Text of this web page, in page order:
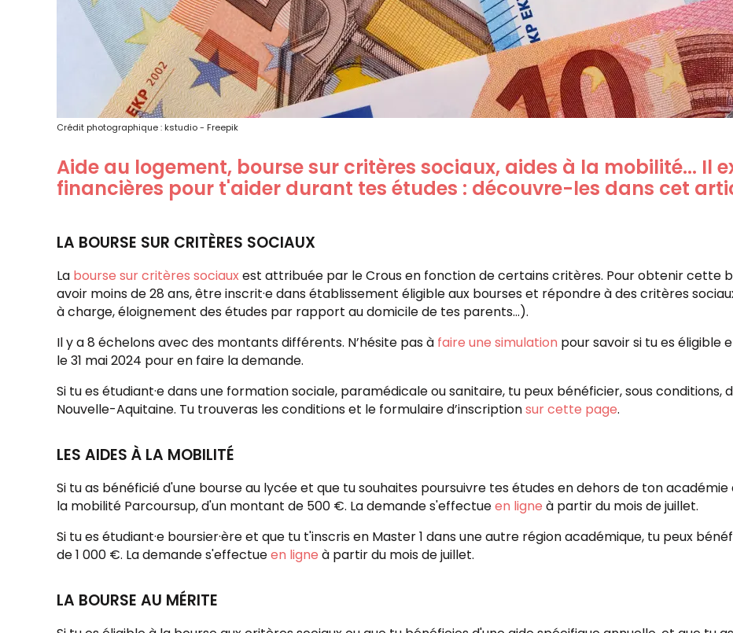
Crédit photographique : kstudio - Freepik
Aide au logement, bourse sur critères sociaux, aides à la mobilité... Il
financières pour t'aider durant tes études : découvre-les dans cet
LA BOURSE SUR CRITÈRES SOCIAUX
La bourse sur critères sociauxest attribuée par le Crous en fonction de certains critères. Pour obtenir cette
avoir moins de 28 ans, être inscrit·e dans établissement éligible aux bourses et répondre à des critères
à charge, éloignement des études par rapport au domicile de tes parents...).
Il y a 8 échelons avec des montants différents. N’hésite pas à faire une simulation pour savoir si tu es éligible
le 31 mai 2024 pour en faire la demande.
Si tu es étudiant·e dans une formation sociale, paramédicale ou sanitaire, tu peux bénéficier, sous
Nouvelle-Aquitaine. Tu trouveras les conditions et le formulaire d’inscriptionsur cette page.
LES AIDES À LA MOBILITÉ
Si tu as bénéficié d'une bourse au lycée et que tu souhaites poursuivre tes études en dehors de ton
la mobilité Parcoursup, d'un montant de 500 €. La demande s'effectueen ligne à partir du mois de juillet.
Si tu es étudiant·e boursier·ère et que tu t'inscris en Master 1 dans une autre région académique, tu peux
de 1 000 €. La demande s'effectueen ligne à partir du mois de juillet.
LA BOURSE AU MÉRITE